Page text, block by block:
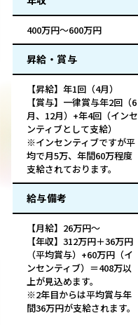
400万円～600万円
昇給・賞与
【昇給】年1回（4月）
【賞与】一律賞与年2回（6
月、12月）+年4回（インセ
ンティブとして支給）
※インセンティブですが平
均で月5万、年間60万程度
支給されております。
給与備考
【月給】26万円～
【年収】312万円＋36万円
（平均賞与）+60万円（イ
ンセンティブ）＝408万以
上が見込めます。
※2年目からは平均賞与年
間36万円が支給されます。